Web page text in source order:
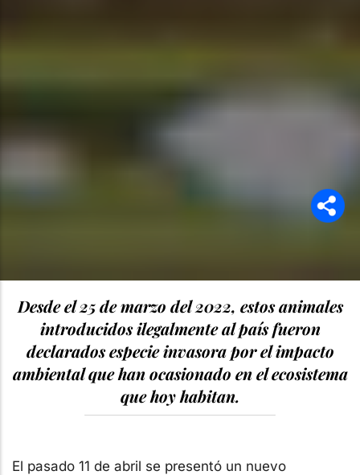
Desde el 25 de marzo del 2022, estos animales
introducidos ilegalmente al país fueron
declarados especie invasora por el impacto
ambiental que han ocasionado en el ecosistema
que hoy habitan.
El pasado 11 de abril se presentó un nuevo